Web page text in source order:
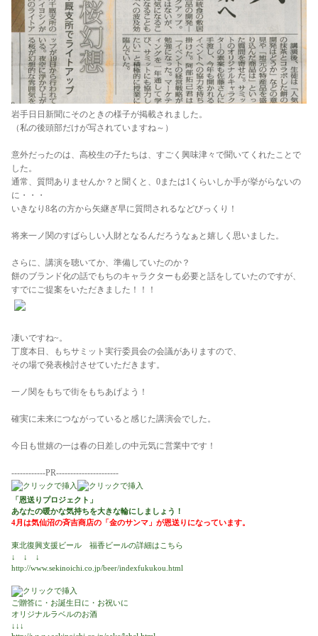
岩手日日新聞にそのときの様子が掲載されました。
（私の後頭部だけが写されていますね～）
意外だったのは、高校生の子たちは、すごく興味津々で聞いてくれたことで
した。
通常、質問ありませんか？と聞くと、0または1くらいしか手が挙がらないの
に・・・
いきなり8名の方から矢継ぎ早に質問されるなどびっくり！
将来一ノ関のすばらしい人財となるんだろうなぁと嬉しく思いました。
さらに、講演を聴いてか、準備していたのか？
餅のブランド化の話でもちのキャラクターも必要と話をしていたのですが、
すでにご提案をいただきました！！！
凄いですね~。
丁度本日、もちサミット実行委員会の会議がありますので、
その場で発表検討させていただきます。
一ノ関をもちで街をもちあげよう！
確実に未来につながっていると感じた講演会でした。
今日も世嬉の一は春の日差しの中元気に営業中です！
------------PR----------------------
「恩送りプロジェクト」
あなたの暖かな気持ちを大きな輪にしましょう！
4月は気仙沼の斉吉商店の「金のサンマ」が恩送りになっています。
東北復興支援ビール 福香ビールの詳細はこちら
↓ ↓ ↓
http://www.sekinoichi.co.jp/beer/indexfukukou.html
ご贈答に・お誕生日に・お祝いに
オリジナルラベルのお酒
↓↓↓